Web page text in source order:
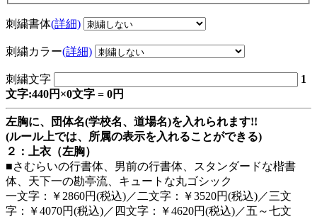
刺繍書体(詳細)
刺繍カラー(詳細)
刺繍文字
1
文字:440円×0文字 = 0円
左胸に、団体名(学校名、道場名)を入れられます!!
(ルール上では、所属の表示を入れることができる)
２：上衣（左胸）
■さむらいの行書体、男前の行書体、スタンダードな楷書
体、天下一の勘亭流、キュートな丸ゴシック
一文字：￥2860円(税込)／二文字：￥3520円(税込)／三文
字：￥4070円(税込)／四文字：￥4620円(税込)／五～七文